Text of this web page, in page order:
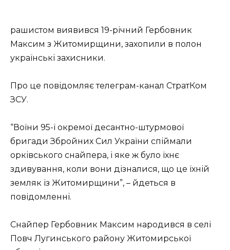
рашистом виявився 19-річний Гербовник
Максим з Житомирщини, захопили в полон
українські захисники.
Про це повідомляє телеграм-канал СтратКом
ЗСУ.
“Воїни 95-ї окремої десантно-штурмової
бригади Збройних Сил України спіймали
орківського снайпера, і яке ж було їхнє
здивування, коли вони дізналися, що це їхній
земляк із Житомирщини”, – йдеться в
повідомленні.
Снайпер Гербовник Максим народився в селі
Повч Лугинського району Житомирської